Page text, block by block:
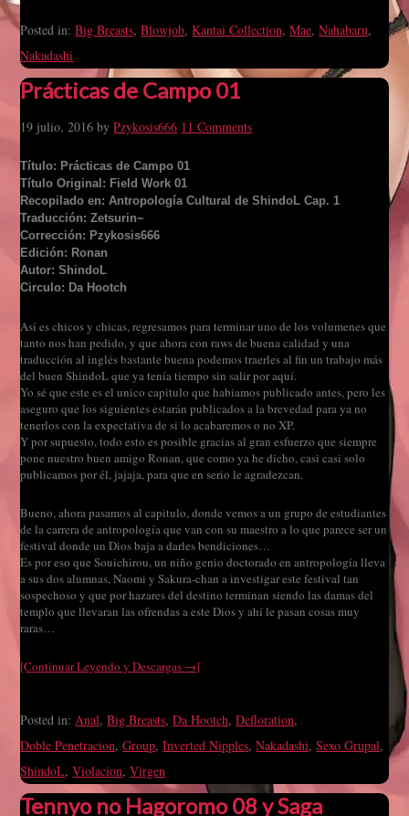
Posted in:Big Breasts,Blowjob,Kantai Collection,Mae,Nahabaru,
Nakadashi
Prácticas de Campo 01
19 julio, 2016 byPzykosis666 11 Comments
Título: Prácticas de Campo 01
Título Original: Field Work 01
Recopilado en: Antropología Cultural de ShindoL Cap. 1
Traducción: Zetsurin~
Corrección: Pzykosis666
Edición: Ronan
Autor: ShindoL
Circulo: Da Hootch
Así es chicos y chicas, regresamos para terminar uno de los volumenes que
tanto nos han pedido, y que ahora con raws de buena calidad y una
traducción al inglés bastante buena podemos traerles al fin un trabajo más
del buen ShindoL que ya tenía tiempo sin salir por aquí.
Yo sé que este es el unico capitulo que habiamos publicado antes, pero les
aseguro que los siguientes estarán publicados a la brevedad para ya no
tenerlos con la expectativa de si lo acabaremos o no XP.
Y por supuesto, todo esto es posible gracias al gran esfuerzo que siempre
pone nuestro buen amigo Ronan, que como ya he dicho, casi casi solo
publicamos por él, jajaja, para que en serio le agradezcan.
Bueno, ahora pasamos al capitulo, donde vemos a un grupo de estudiantes
de la carrera de antropología que van con su maestro a lo que parece ser un
festival donde un Dios baja a darles bendiciones…
Es por eso que Souichirou, un niño genio doctorado en antropología lleva
a sus dos alumnas, Naomi y Sakura-chan a investigar este festival tan
sospechoso y que por hazares del destino terminan siendo las damas del
templo que llevaran las ofrendas a este Dios y ahí le pasan cosas muy
raras…
[Continuar Leyendo y Descargas →]
Posted in:Anal,Big Breasts,Da Hootch,Defloration,
Doble Penetracion,Group,Inverted Nipples,Nakadashi,Sexo Grupal,
ShindoL,Violacion,Virgen
Tennyo no Hagoromo 08 y Saga